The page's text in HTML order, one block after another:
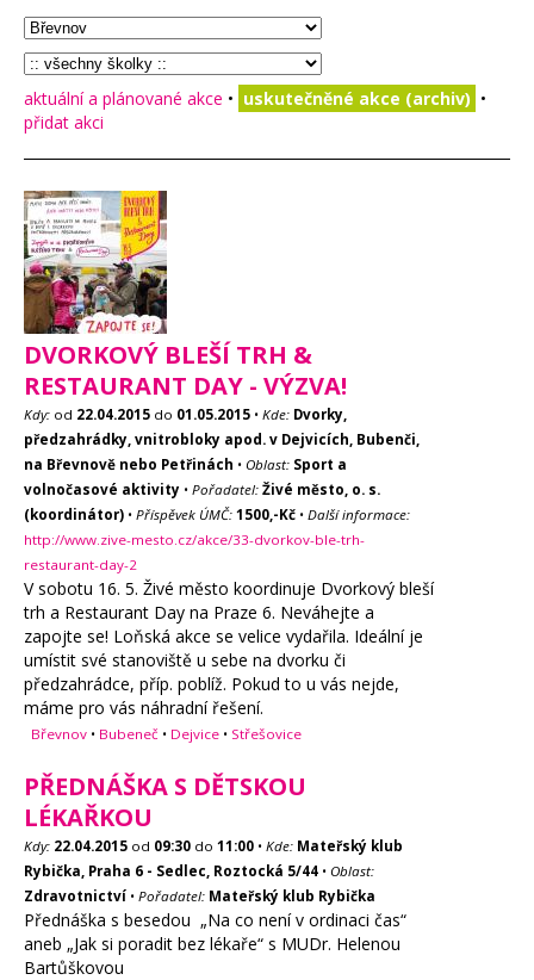
aktuální a plánované akce • uskutečněné akce (archiv) •
přidat akci
DVORKOVÝ BLEŠÍ TRH &
RESTAURANT DAY - VÝZVA!
Kdy: od 22.04.2015 do 01.05.2015 • Kde: Dvorky,
předzahrádky, vnitrobloky apod. v Dejvicích, Bubenči,
na Břevnově nebo Petřinách • Oblast: Sport a
volnočasové aktivity • Pořadatel: Živé město, o. s.
(koordinátor) • Příspěvek ÚMČ: 1500,-Kč • Další informace:
http://www.zive-mesto.cz/akce/33-dvorkov-ble-trh-
restaurant-day-2
V sobotu 16. 5. Živé město koordinuje Dvorkový bleší
trh a Restaurant Day na Praze 6. Neváhejte a
zapojte se! Loňská akce se velice vydařila. Ideální je
umístit své stanoviště u sebe na dvorku či
předzahrádce, příp. poblíž. Pokud to u vás nejde,
máme pro vás náhradní řešení.
Břevnov • Bubeneč • Dejvice • Střešovice
PŘEDNÁŠKA S DĚTSKOU
LÉKAŘKOU
Kdy: 22.04.2015 od 09:30 do 11:00 • Kde: Mateřský klub
Rybička, Praha 6 - Sedlec, Roztocká 5/44 • Oblast:
Zdravotnictví • Pořadatel: Mateřský klub Rybička
Přednáška s besedou „Na co není v ordinaci čas“
aneb „Jak si poradit bez lékaře“ s MUDr. Helenou
Bartůškovou